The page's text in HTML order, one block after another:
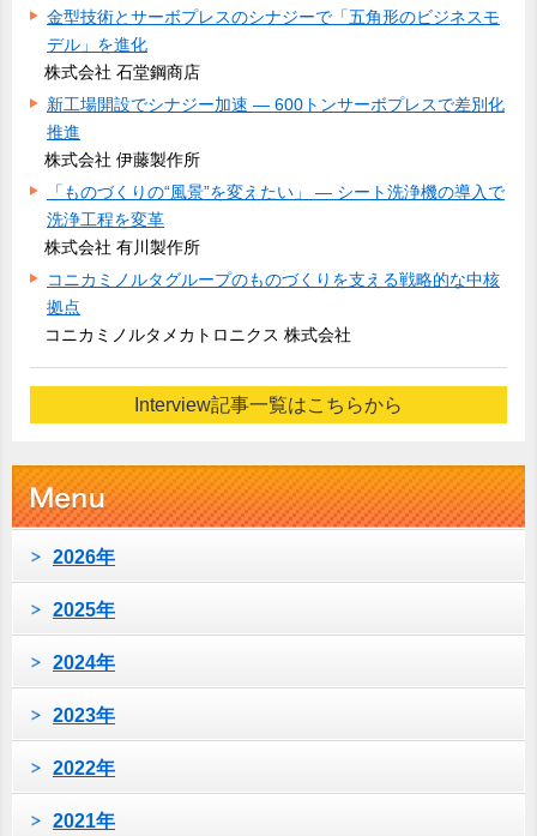
金型技術とサーボプレスのシナジーで「五角形のビジネスモ
デル」を進化
株式会社 石堂鋼商店
新工場開設でシナジー加速 ― 600トンサーボプレスで差別化
推進
株式会社 伊藤製作所
「ものづくりの“風景”を変えたい」 ― シート洗浄機の導入で
洗浄工程を変革
株式会社 有川製作所
コニカミノルタグループのものづくりを支える戦略的な中核
拠点
コニカミノルタメカトロニクス 株式会社
Interview記事一覧はこちらから
2026年
2025年
2024年
2023年
2022年
2021年